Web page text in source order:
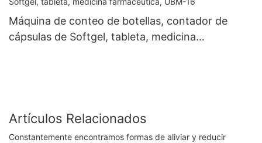
Máquina de conteo de botellas, contador de
cápsulas de Softgel, tableta, medicina
Artículos Relacionados
Constantemente encontramos formas de aliviar y reducir